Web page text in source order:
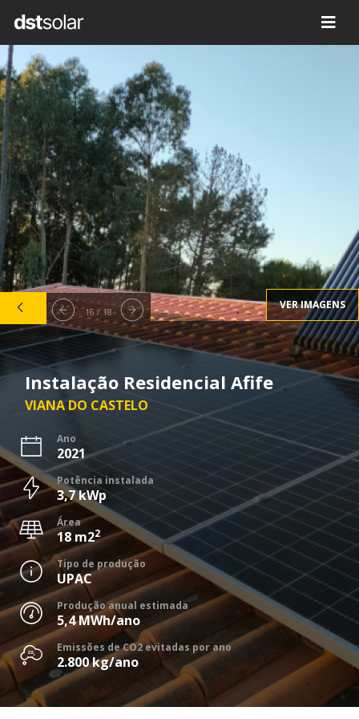
16 / 18
VER IMAGENS
Instalação Residencial Afife
VIANA DO CASTELO
Ano
2021
Potência instalada
3,7 kWp
Área
18 m22
Tipo de produção
UPAC
Produção anual estimada
5,4 MWh/ano
Emissões de CO2 evitadas por ano
2.800 kg/ano